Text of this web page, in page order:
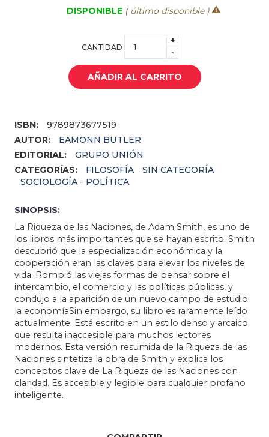
DISPONIBLE ( último disponible )
CANTIDAD
+
-
AÑADIR AL CARRITO
ISBN:
9789873677519
AUTOR:
EAMONN BUTLER
EDITORIAL:
GRUPO UNIÓN
CATEGORÍAS:
FILOSOFÍA
SIN CATEGORÍA
SOCIOLOGÍA - POLÍTICA
SINOPSIS:
La Riqueza de las Naciones, de Adam Smith, es uno de
los libros más importantes que se hayan escrito. Smith
descubrió que la especialización económica y la
cooperación eran las claves para elevar los niveles de
vida. Rompió las viejas formas de pensar sobre el
intercambio, el comercio y las políticas públicas, y
condujo a la aparición de un nuevo campo de estudio:
la economíaSin embargo, su libro es raramente leído
actualmente. Está escrito en un estilo denso y arcaico
que resulta inaccesible para muchos lectores
modernos. Esta versión resumida de la Riqueza de las
Naciones sintetiza la obra de Smith y explica los
conceptos clave de La Riqueza de las Naciones con
claridad. Es accesible y legible para cualquier profano
inteligente.